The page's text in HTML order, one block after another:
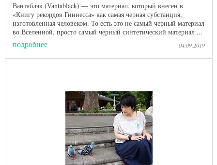
Вантаблэк (Vantablack) — это материал, который внесен в
«Книгу рекордов Гиннесса» как самая черная субстанция,
изготовленная человеком. То есть это не самый черный материал
во Вселенной, просто самый черный синтетический материал ...
подробнее 04.09.2019